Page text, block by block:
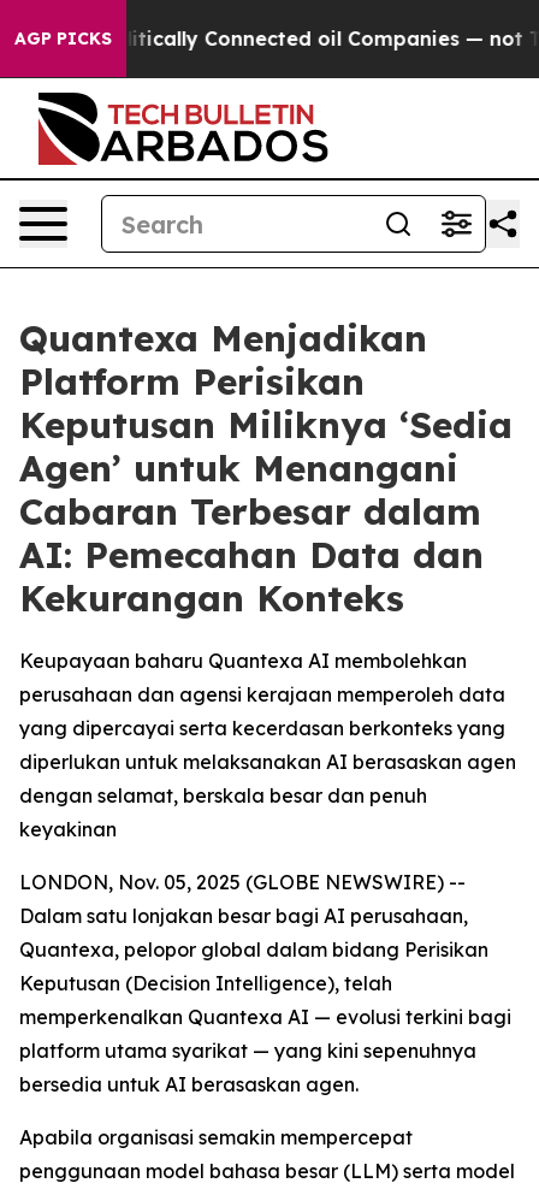
AGP PICKSConnected oil Companies — not
Quantexa Menjadikan
Platform Perisikan
Keputusan Miliknya ‘Sedia
Agen’ untuk Menangani
Cabaran Terbesar dalam
AI: Pemecahan Data dan
Kekurangan Konteks
Keupayaan baharu Quantexa AI membolehkan
perusahaan dan agensi kerajaan memperoleh data
yang dipercayai serta kecerdasan berkonteks yang
diperlukan untuk melaksanakan AI berasaskan agen
dengan selamat, berskala besar dan penuh
keyakinan
LONDON, Nov. 05, 2025 (GLOBE NEWSWIRE) --
Dalam satu lonjakan besar bagi AI perusahaan,
Quantexa, pelopor global dalam bidang Perisikan
Keputusan (Decision Intelligence), telah
memperkenalkan Quantexa AI — evolusi terkini bagi
platform utama syarikat — yang kini sepenuhnya
bersedia untuk AI berasaskan agen.
Apabila organisasi semakin mempercepat
penggunaan model bahasa besar (LLM) serta model